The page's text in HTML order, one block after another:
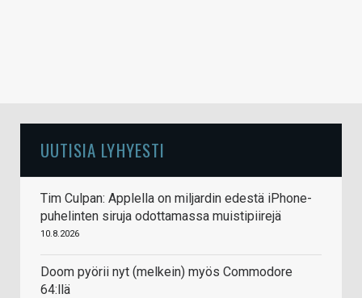
UUTISIA LYHYESTI
Tim Culpan: Applella on miljardin edestä iPhone-
puhelinten siruja odottamassa muistipiirejä
10.8.2026
Doom pyörii nyt (melkein) myös Commodore
64:llä